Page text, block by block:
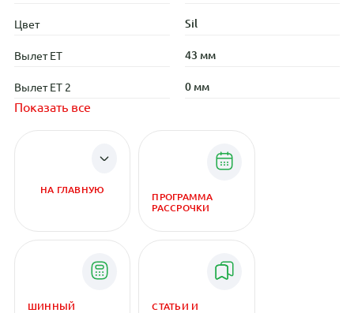
Цвет Sil
Вылет ET 43 мм
Вылет ET 2 0 мм
Показать все
НА ГЛАВНУЮ
ПРОГРАММА
РАССРОЧКИ
ШИННЫЙ
СТАТЬИ И